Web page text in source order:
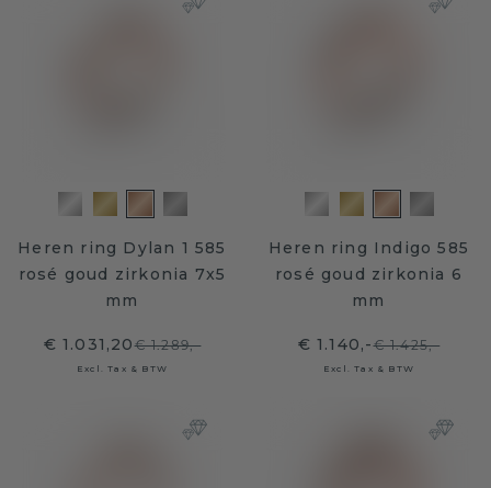
Heren ring Dylan 1 585
rosé goud zirkonia 7x5
mm
€ 1.031,20€ 1.289,-
Excl. Tax & BTW
Heren ring Indigo 585
rosé goud zirkonia 6
mm
€ 1.140,-€ 1.425,-
Excl. Tax & BTW